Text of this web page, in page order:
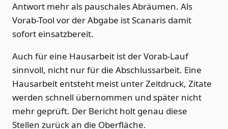
Antwort mehr als pauschales Abräumen. Als
Vorab-Tool vor der Abgabe ist Scanaris damit
sofort einsatzbereit.
Auch für eine Hausarbeit ist der Vorab-Lauf
sinnvoll, nicht nur für die Abschlussarbeit. Eine
Hausarbeit entsteht meist unter Zeitdruck, Zitate
werden schnell übernommen und später nicht
mehr geprüft. Der Bericht holt genau diese
Stellen zurück an die Oberfläche.